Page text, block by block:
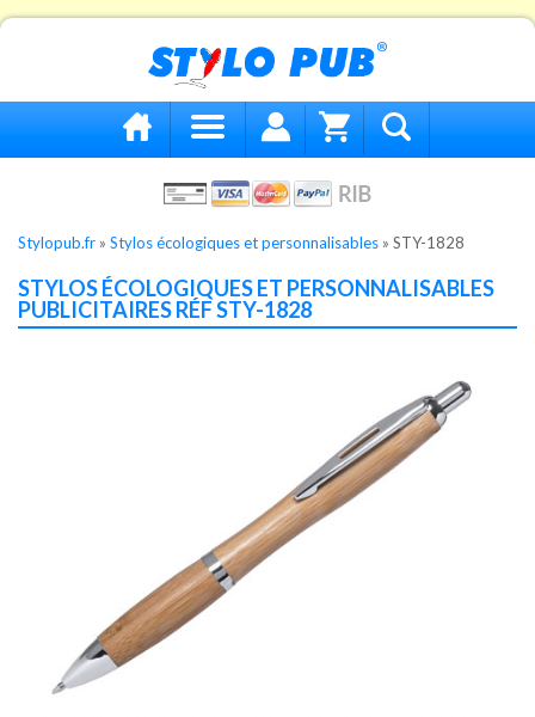
Stylopub.fr » Stylos écologiques et personnalisables » STY-1828
STYLOS ÉCOLOGIQUES ET PERSONNALISABLES
PUBLICITAIRES RÉF STY-1828